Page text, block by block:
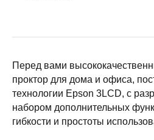
Перед вами
проктор для дома и офиса,
технологии Epson 3LCD, с
набором дополнительных
гибкости и простоты